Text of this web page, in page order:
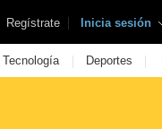
Regístrate | Inicia sesión
Tecnología | Deportes |